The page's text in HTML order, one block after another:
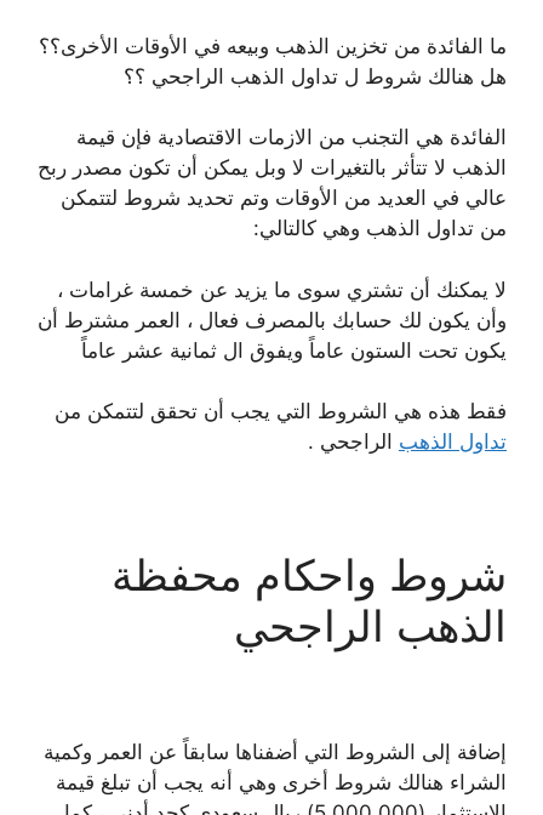
ما الفائدة من تخزين الذهب وبيعه في الأوقات الأخرى؟؟
هل هنالك شروط ل تداول الذهب الراجحي ؟؟
الفائدة هي التجنب من الازمات الاقتصادية فإن قيمة
الذهب لا تتأثر بالتغيرات لا وبل يمكن أن تكون مصدر ربح
عالي في العديد من الأوقات وتم تحديد شروط لتتمكن
من تداول الذهب وهي كالتالي:
لا يمكنك أن تشتري سوى ما يزيد عن خمسة غرامات ،
وأن يكون لك حسابك بالمصرف فعال ، العمر مشترط أن
يكون تحت الستون عاماً ويفوق ال ثمانية عشر عاماً
فقط هذه هي الشروط التي يجب أن تحقق لتتمكن من
تداول الذهب الراجحي .
شروط واحكام محفظة
الذهب الراجحي
إضافة إلى الشروط التي أضفناها سابقاً عن العمر وكمية
الشراء هنالك شروط أخرى وهي أنه يجب أن تبلغ قيمة